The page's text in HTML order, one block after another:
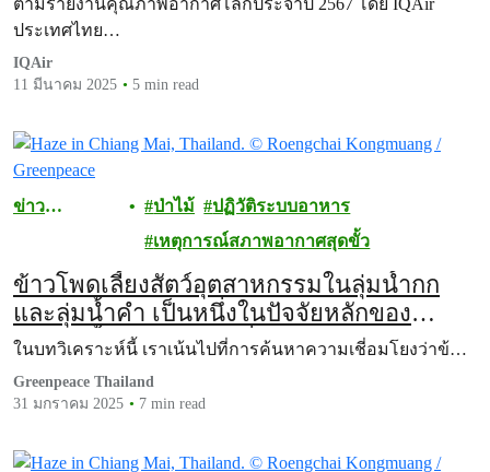
ตามรายงานคุณภาพอากาศโลกประจำปี 2567 โดย IQAir
ประเทศไทย…
IQAir
11 มีนาคม 2025
5 min read
ข่าว
ป่าไม้
ปฏิวัติระบบอาหาร
เหตุการณ์สภาพอากาศสุดขั้ว
ข้าวโพดเลี้ยงสัตว์อุตสาหกรรมในลุ่มน้ำกก
และลุ่มน้ำคำ เป็นหนึ่งในปัจจัยหลักของ
หายนะน้ำท่วมดินถล่มที่เชียงรายและอำเภอ
แม่อาย จังหวัดเชียงใหม่อย่างไร
ในบทวิเคราะห์นี้ เราเน้นไปที่การค้นหาความเชี่อมโยงว่าข้…
Greenpeace Thailand
31 มกราคม 2025
7 min read